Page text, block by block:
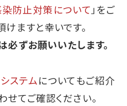
防止対策について」をご
けますと幸いです。
必ずお願いいたします。
ステムについてもご紹介
せてご確認ください。